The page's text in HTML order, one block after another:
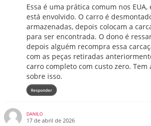
Essa é uma prática comum nos
está envolvido. O carro é
armazenadas, depois colocam a
para ser encontrada. O dono é
depois alguém recompra essa
com as peças retiradas
carro completo com custo zero. Tem
sobre isso.
Responder
DANILO
17 de abril de 2026